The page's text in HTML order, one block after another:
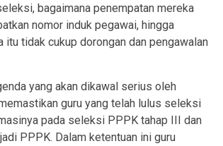
bagaimana penempatan mereka
nomor induk pegawai, hingga
tidak cukup dorongan dan pengawalan
yang akan dikawal serius oleh
guru yang telah lulus seleksi
pada seleksi PPPK tahap III dan
PPPK. Dalam ketentuan ini guru